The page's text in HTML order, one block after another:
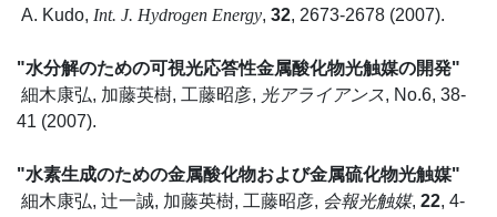
A. Kudo, Int. J. Hydrogen Energy, 32, 2673-2678 (2007).
"水分解のための可視光応答性金属酸化物光触媒の開発"
細木康弘, 加藤英樹, 工藤昭彦, 光アライアンス, No.6, 38-
41 (2007).
"水素生成のための金属酸化物および金属硫化物光触媒"
細木康弘, 辻一誠, 加藤英樹, 工藤昭彦, 会報光触媒, 22, 4-